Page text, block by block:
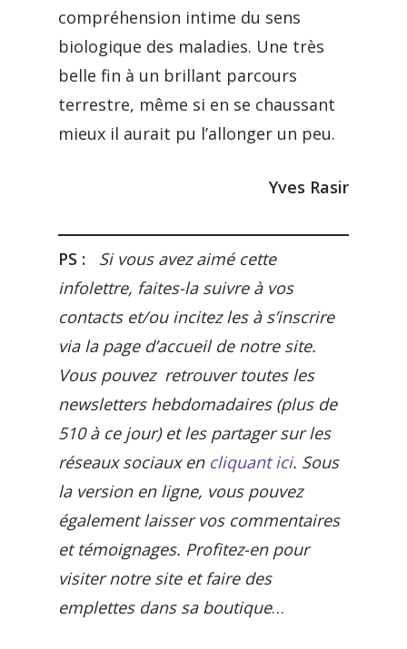
compréhension intime du sens
biologique des maladies. Une très
belle fin à un brillant parcours
terrestre, même si en se chaussant
mieux il aurait pu l’allonger un peu.
Yves Rasir
PS : Si vous avez aimé cette
infolettre, faites-la suivre à vos
contacts et/ou incitez les à s’inscrire
via la page d’accueil de notre site.
Vous pouvez retrouver toutes les
newsletters hebdomadaires (plus de
510 à ce jour) et les partager sur les
réseaux sociaux en cliquant ici. Sous
la version en ligne, vous pouvez
également laisser vos commentaires
et témoignages. Profitez-en pour
visiter notre site et faire des
emplettes dans sa boutique…